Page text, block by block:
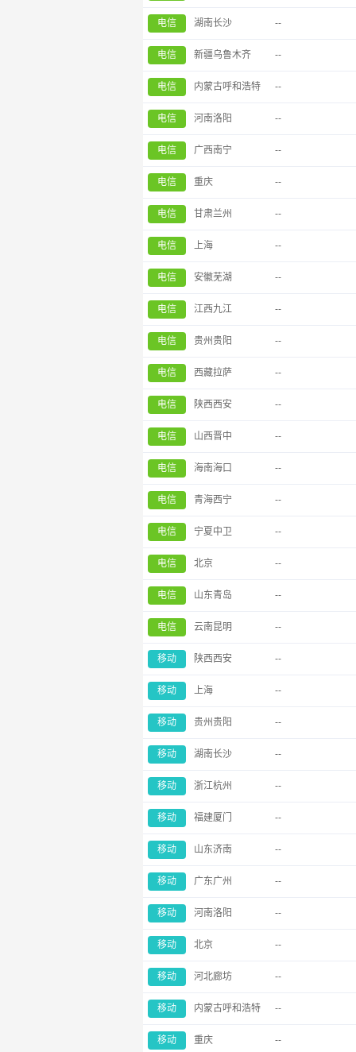
电信 湖南长沙 --
电信 新疆乌鲁木齐 --
电信 内蒙古呼和浩特 --
电信 河南洛阳 --
电信 广西南宁 --
电信 重庆 --
电信 甘肃兰州 --
电信 上海 --
电信 安徽芜湖 --
电信 江西九江 --
电信 贵州贵阳 --
电信 西藏拉萨 --
电信 陕西西安 --
电信 山西晋中 --
电信 海南海口 --
电信 青海西宁 --
电信 宁夏中卫 --
电信 北京 --
电信 山东青岛 --
电信 云南昆明 --
移动 陕西西安 --
移动 上海 --
移动 贵州贵阳 --
移动 湖南长沙 --
移动 浙江杭州 --
移动 福建厦门 --
移动 山东济南 --
移动 广东广州 --
移动 河南洛阳 --
移动 北京 --
移动 河北廊坊 --
移动 内蒙古呼和浩特 --
移动 重庆 --